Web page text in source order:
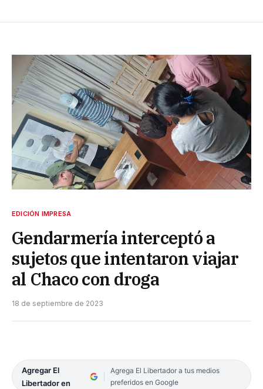
EDICIÓN IMPRESA
Gendarmería interceptó a
sujetos que intentaron viajar
al Chaco con droga
18 de septiembre de 2023
Agregar El
Libertador en
Agrega El Libertador a tus medios
preferidos en Google